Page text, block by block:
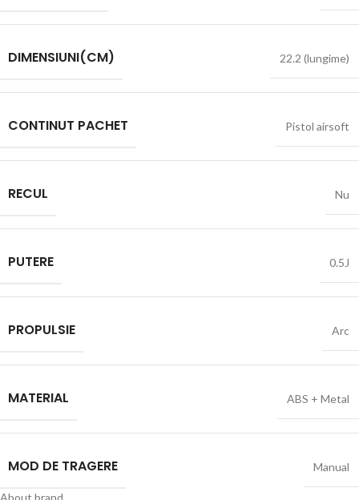
DIMENSIUNI(CM) 22.2 (lungime)
CONTINUT PACHET Pistol airsoft
RECUL Nu
PUTERE 0.5J
PROPULSIE Arc
MATERIAL ABS + Metal
MOD DE TRAGERE Manual
About brand